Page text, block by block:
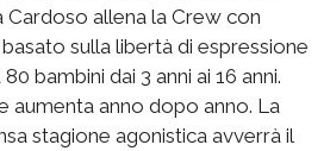
Cardoso allena la Crew con
sulla libertà di espressione
bambini dai 3 anni ai 16 anni.
aumenta anno dopo anno. La
stagione agonistica avverrà il